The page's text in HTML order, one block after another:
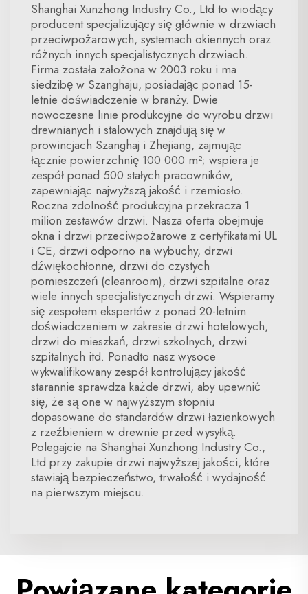
Shanghai Xunzhong Industry Co., Ltd to wiodący
producent specjalizujący się głównie w drzwiach
przeciwpożarowych, systemach okiennych oraz
różnych innych specjalistycznych drzwiach.
Firma została założona w 2003 roku i ma
siedzibę w Szanghaju, posiadając ponad 15-
letnie doświadczenie w branży. Dwie
nowoczesne linie produkcyjne do wyrobu drzwi
drewnianych i stalowych znajdują się w
prowincjach Szanghaj i Zhejiang, zajmując
łącznie powierzchnię 100 000 m²; wspiera je
zespół ponad 500 stałych pracowników,
zapewniając najwyższą jakość i rzemiosło.
Roczna zdolność produkcyjna przekracza 1
milion zestawów drzwi. Nasza oferta obejmuje
okna i drzwi przeciwpożarowe z certyfikatami UL
i CE, drzwi odporno na wybuchy, drzwi
dźwiękochłonne, drzwi do czystych
pomieszczeń (cleanroom), drzwi szpitalne oraz
wiele innych specjalistycznych drzwi. Wspieramy
się zespołem ekspertów z ponad 20-letnim
doświadczeniem w zakresie drzwi hotelowych,
drzwi do mieszkań, drzwi szkolnych, drzwi
szpitalnych itd. Ponadto nasz wysoce
wykwalifikowany zespół kontrolujący jakość
starannie sprawdza każde drzwi, aby upewnić
się, że są one w najwyższym stopniu
dopasowane do standardów drzwi łazienkowych
z rzeźbieniem w drewnie przed wysyłką.
Polegajcie na Shanghai Xunzhong Industry Co.,
Ltd przy zakupie drzwi najwyższej jakości, które
stawiają bezpieczeństwo, trwałość i wydajność
na pierwszym miejscu.